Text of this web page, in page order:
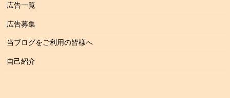
広告一覧
広告募集
当ブログをご利用の皆様へ
自己紹介